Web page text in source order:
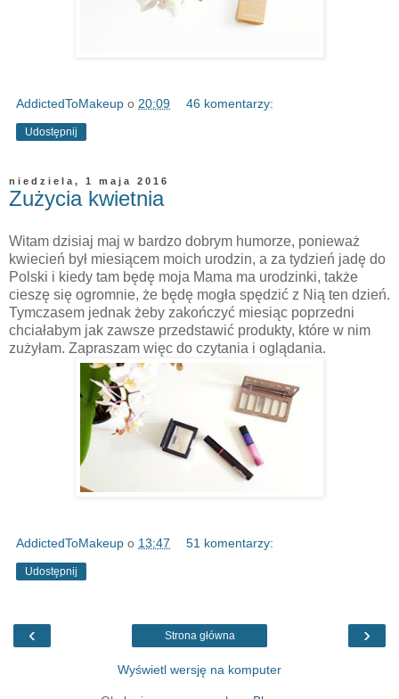
AddictedToMakeup o 20:09 46 komentarzy:
Udostępnij
niedziela, 1 maja 2016
Zużycia kwietnia
Witam dzisiaj maj w bardzo dobrym humorze, ponieważ
kwiecień był miesiącem moich urodzin, a za tydzień jadę do
Polski i kiedy tam będę moja Mama ma urodzinki, także
cieszę się ogromnie, że będę mogła spędzić z Nią ten dzień.
Tymczasem jednak żeby zakończyć miesiąc poprzedni
chciałabym jak zawsze przedstawić produkty, które w nim
zużyłam. Zapraszam więc do czytania i oglądania.
AddictedToMakeup o 13:47 51 komentarzy:
Udostępnij
‹ ›
Strona główna
Wyświetl wersję na komputer